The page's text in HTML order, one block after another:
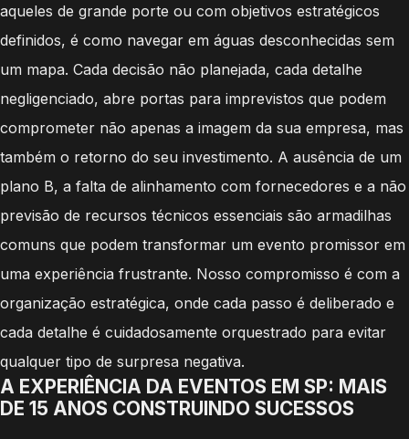
aqueles de grande porte ou com objetivos estratégicos
definidos, é como navegar em águas desconhecidas sem
um mapa. Cada decisão não planejada, cada detalhe
negligenciado, abre portas para imprevistos que podem
comprometer não apenas a imagem da sua empresa, mas
também o retorno do seu investimento. A ausência de um
plano B, a falta de alinhamento com fornecedores e a não
previsão de recursos técnicos essenciais são armadilhas
comuns que podem transformar um evento promissor em
uma experiência frustrante. Nosso compromisso é com a
organização estratégica, onde cada passo é deliberado e
cada detalhe é cuidadosamente orquestrado para evitar
qualquer tipo de surpresa negativa.
A EXPERIÊNCIA DA EVENTOS EM SP: MAIS
DE 15 ANOS CONSTRUINDO SUCESSOS